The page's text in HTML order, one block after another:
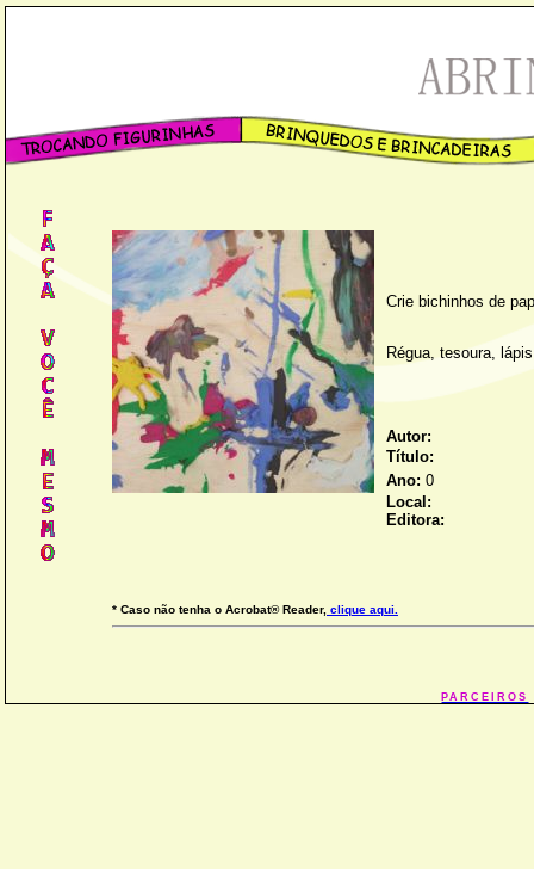
Crie bichinhos de
Régua, tesoura,
Autor:
Título:
Ano: 0
Local:
Editora:
* Caso não tenha o Acrobat® Reader, clique aqui.
PARCEIROS